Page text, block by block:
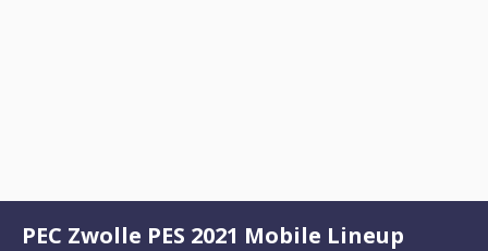
PEC Zwolle PES 2021 Mobile Lineup